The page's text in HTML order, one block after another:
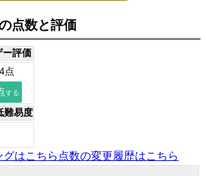
点数と評価
ー評価
難易度
はこちら 点数の変更履歴はこちら